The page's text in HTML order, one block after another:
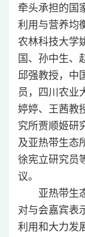
牵头承担的国
利用与营养均
农林科技大学
国、孙中生、
邱强教授，中
员，四川农业
婷婷、王茜教
究所贾顺姬研
及亚热带生态
徐宪立研究员
议。
亚热带生
对与会嘉宾表
利用和大力发